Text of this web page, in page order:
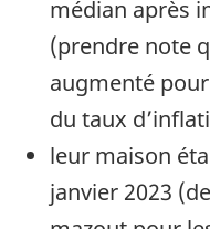
médian après
(prendre note
augmenté
du taux
leur maison
janvier 2023